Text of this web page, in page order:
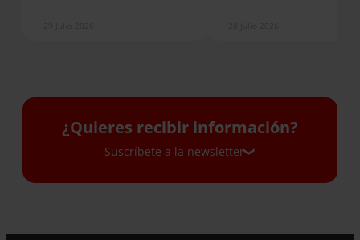
¿Quieres recibir información?
Suscríbete a la newsletter